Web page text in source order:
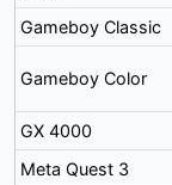
Gameboy Classic
Gameboy Color
GX 4000
Meta Quest 3